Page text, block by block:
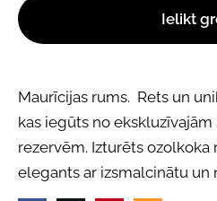
Ielikt
Maurīcijas rums. Rets un
kas iegūts no
rezervēm. Izturēts ozolkoka
elegants ar izsmalcinātu un